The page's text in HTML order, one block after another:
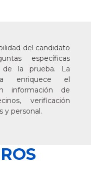
del candidato
específicas
de la prueba. La
enriquece el
información de
verificación
y personal.